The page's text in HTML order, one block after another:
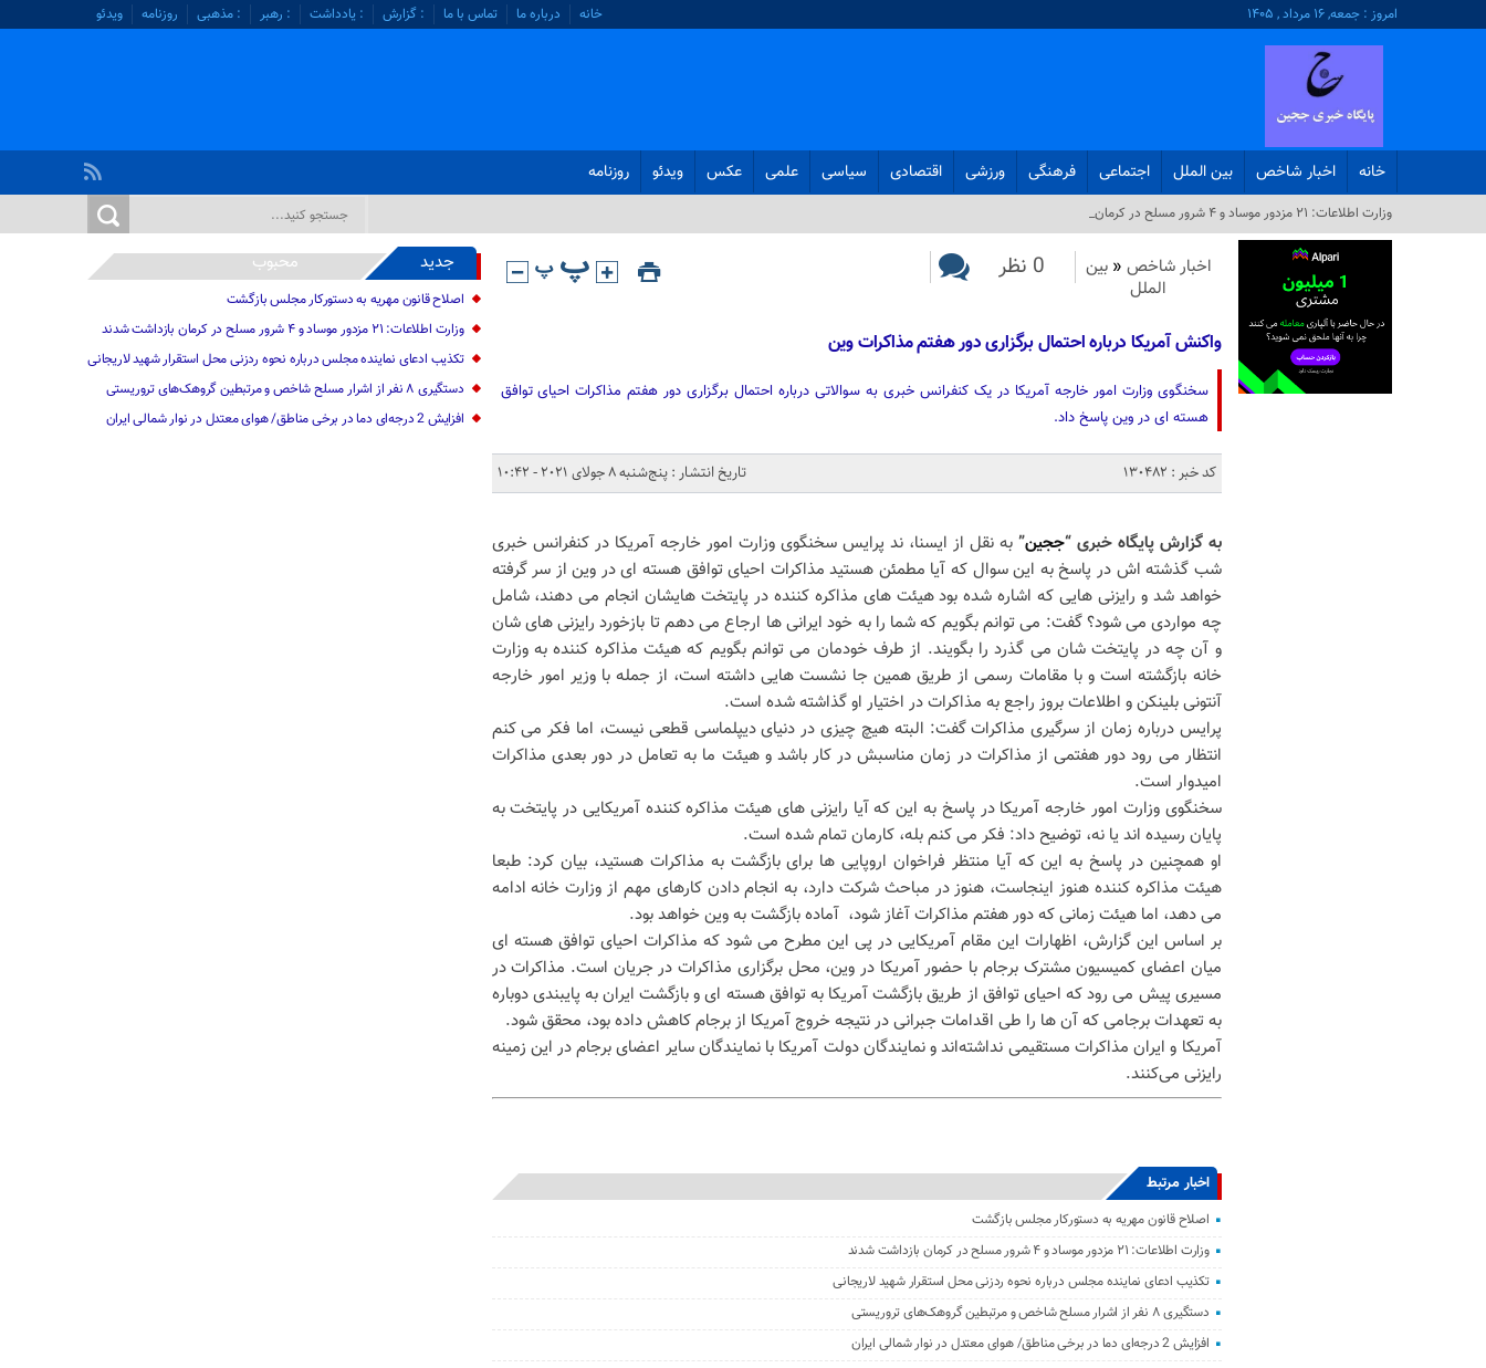
امروز : جمعه, ۱۶ مرداد , ۱۴۰۵ خانه درباره ما تماس با ما : گزارش : یادداشت : رهبر : مذهبی روزنامه ویدئو
خانه اخبار شاخص بین الملل اجتماعی فرهنگی ورزشی اقتصادی سیاسی علمی عکس ویدئو روزنامه
وزارت اطلاعات: ۲۱ مزدور موساد و ۴ شرور مسلح در کرمان بازداش_
اخبار شاخص « بین
الملل
0 نظر
واکنش آمریکا درباره احتمال برگزاری دور هفتم مذاکرات وین
سخنگوی وزارت امور خارجه آمریکا در یک کنفرانس خبری به سوالاتی درباره احتمال برگزاری دور هفتم مذاکرات احیای توافق
هسته ای در وین پاسخ داد.
کد خبر : 130482 تاریخ انتشار : پنج‌شنبه 8 جولای 2021 - 10:42
به گزارش پایگاه خبری “ججین”به نقل از ایسنا، ند پرایس سخنگوی وزارت امور خارجه آمریکا در کنفرانس خبری
شب گذشته اش در پاسخ به این سوال که آیا مطمئن هستید مذاکرات احیای توافق هسته ای در وین از سر گرفته
خواهد شد و رایزنی هایی که اشاره شده بود هیئت های مذاکره کننده در پایتخت هایشان انجام می دهند، شامل
چه مواردی می شود؟ گفت: می توانم بگویم که شما را به خود ایرانی ها ارجاع می دهم تا بازخورد رایزنی های شان
و آن چه در پایتخت شان می گذرد را بگویند. از طرف خودمان می توانم بگویم که هیئت مذاکره کننده به وزارت
خانه بازگشته است و با مقامات رسمی از طریق همین جا نشست هایی داشته است، از جمله با وزیر امور خارجه
آنتونی بلینکن و اطلاعات بروز راجع به مذاکرات در اختیار او گذاشته شده است.
پرایس درباره زمان از سرگیری مذاکرات گفت: البته هیچ چیزی در دنیای دیپلماسی قطعی نیست، اما فکر می کنم
انتظار می رود دور هفتمی از مذاکرات در زمان مناسبش در کار باشد و هیئت ما به تعامل در دور بعدی مذاکرات
امیدوار است.
سخنگوی وزارت امور خارجه آمریکا در پاسخ به این که آیا رایزنی های هیئت مذاکره کننده آمریکایی در پایتخت به
پایان رسیده اند یا نه، توضیح داد: فکر می کنم بله، کارمان تمام شده است.
او همچنین در پاسخ به این که آیا منتظر فراخوان اروپایی ها برای بازگشت به مذاکرات هستید، بیان کرد: طبعا
هیئت مذاکره کننده هنوز اینجاست، هنوز در مباحث شرکت دارد، به انجام دادن کارهای مهم از وزارت خانه ادامه
می دهد، اما هیئت زمانی که دور هفتم مذاکرات آغاز شود، آماده بازگشت به وین خواهد بود.
بر اساس این گزارش، اظهارات این مقام آمریکایی در پی این مطرح می شود که مذاکرات احیای توافق هسته ای
میان اعضای کمیسیون مشترک برجام با حضور آمریکا در وین، محل برگزاری مذاکرات در جریان است. مذاکرات در
مسیری پیش می رود که احیای توافق از طریق بازگشت آمریکا به توافق هسته ای و بازگشت ایران به پایبندی دوباره
به تعهدات برجامی که آن ها را طی اقدامات جبرانی در نتیجه خروج آمریکا از برجام کاهش داده بود، محقق شود.
آمریکا و ایران مذاکرات مستقیمی نداشته‌اند و نمایندگان دولت آمریکا با نمایندگان سایر اعضای برجام در این زمینه
رایزنی می‌کنند.
اخبار مرتبط
اصلاح قانون مهریه به دستورکار مجلس بازگشت
وزارت اطلاعات: ۲۱ مزدور موساد و ۴ شرور مسلح در کرمان بازداشت شدند
تکذیب ادعای نماینده مجلس درباره نحوه ردزنی محل استقرار شهید لاریجانی
دستگیری ۸ نفر از اشرار مسلح شاخص و مرتبطین گروهک‌های تروریستی
افزایش 2 درجه‌ای دما در برخی مناطق/ هوای معتدل در نوار شمالی ایران
جدید محبوب
اصلاح قانون مهریه به دستورکار مجلس بازگشت
وزارت اطلاعات: ۲۱ مزدور موساد و ۴ شرور مسلح در کرمان بازداشت شدند
تکذیب ادعای نماینده مجلس درباره نحوه ردزنی محل استقرار شهید لاریجانی
دستگیری ۸ نفر از اشرار مسلح شاخص و مرتبطین گروهک‌های تروریستی
افزایش 2 درجه‌ای دما در برخی مناطق/ هوای معتدل در نوار شمالی ایران